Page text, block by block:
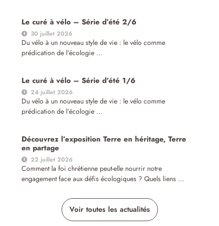
Le curé à vélo – Série d’été 2/6
30 juillet 2026
Du vélo à un nouveau style de vie : le vélo comme
prédication de l’écologie …
Le curé à vélo – Série d’été 1/6
24 juillet 2026
Du vélo à un nouveau style de vie : le vélo comme
prédication de l’écologie …
Découvrez l’exposition Terre en héritage, Terre
en partage
22 juillet 2026
Comment la foi chrétienne peut-elle nourrir notre
engagement face aux défis écologiques ? Quels liens …
Voir toutes les actualités